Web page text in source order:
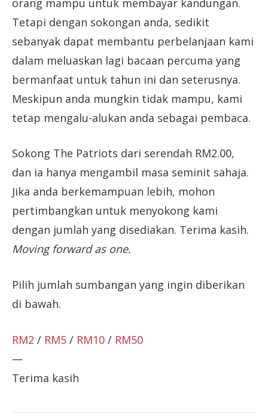
Tetapi dengan sokongan anda, sedikit
sebanyak dapat membantu perbelanjaan kami
dalam meluaskan lagi bacaan percuma yang
bermanfaat untuk tahun ini dan seterusnya.
Meskipun anda mungkin tidak mampu, kami
tetap mengalu-alukan anda sebagai pembaca.
Sokong The Patriots dari serendah RM2.00,
dan ia hanya mengambil masa seminit sahaja.
Jika anda berkemampuan lebih, mohon
pertimbangkan untuk menyokong kami
dengan jumlah yang disediakan. Terima kasih.
Moving forward as one.
Pilih jumlah sumbangan yang ingin diberikan
di bawah.
RM2 / RM5 / RM10 / RM50
—
Terima kasih